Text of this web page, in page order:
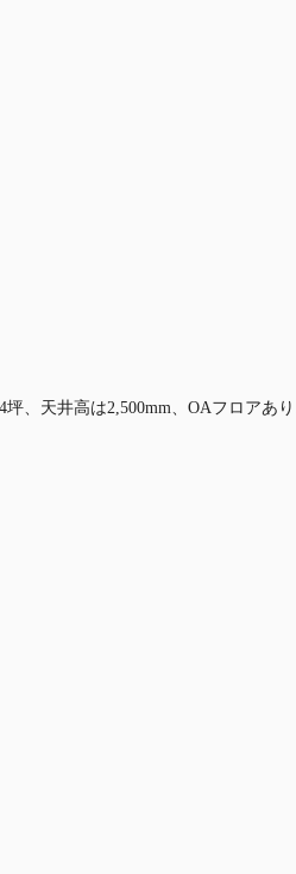
、天井高は2,500mm、OAフロアあ